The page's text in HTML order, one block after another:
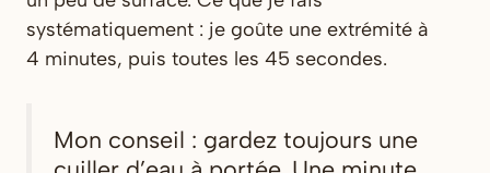
systématiquement : je goûte une extrémité à
4 minutes, puis toutes les 45 secondes.
Mon conseil : gardez toujours une